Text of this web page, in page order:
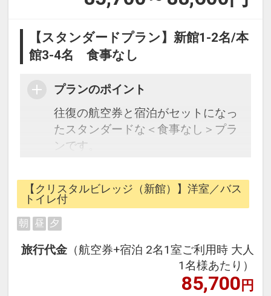
【スタンダードプラン】新館1-2名/本
館3-4名 食事なし
プランのポイント
往復の航空券と宿泊がセットになっ
たスタンダードな＜食事なし＞プラ
ンです。
できるダイナミックパッケージだか
ら、一都市滞在はもちろん周遊旅行
にも最適！
旅行期間中の1泊だけの宿泊や延
泊・飛び泊なども自由自在です。
フライトは、安心のJAL（または
JALグループ）確約！フライトマイ
【クリスタルビレッジ（新館）】洋室／バス
トイレ付
朝 昼 夕
旅行代金 （航空券+宿泊 2名1室ご利用時 大人
1名様あたり）
85,700円